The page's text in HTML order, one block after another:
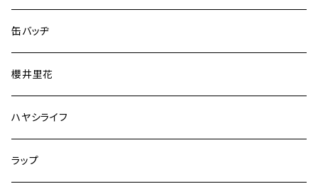
缶バッヂ
櫻井里花
ハヤシライフ
ラップ